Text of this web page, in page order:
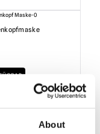
About